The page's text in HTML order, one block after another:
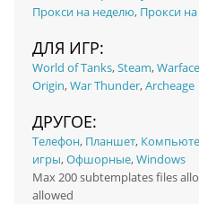
Прокси на неделю, Прокси
ДЛЯ ИГР:
World of Tanks,Steam,Warface
Origin,War Thunder,Archeage
ДРУГОЕ:
Телефон, Планшет,
игры,Офшорные,Windows
Max 200 subtemplates files
allowed